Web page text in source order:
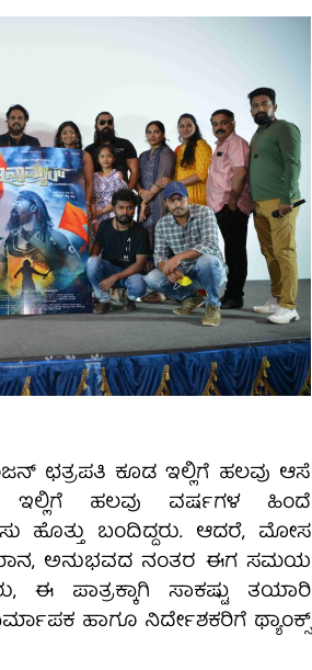
ಛತ್ರಪತಿ ಕೂಡ ಇಲ್ಲಿಗೆ ಹಲವು ಆಸೆ
ಇಲ್ಲಿಗೆ ಹಲವು ವರ್ಷಗಳ ಹಿಂದೆ
ಹೊತ್ತು ಬಂದಿದ್ದರು. ಆದರೆ, ಮೋಸ
ಅನುಭವದ ನಂತರ ಈಗ ಸಮಯ
ಪಾತ್ರಕ್ಕಾಗಿ ಸಾಕಷ್ಟು ತಯಾರಿ
ಹಾಗೂ ನಿರ್ದೇಶಕರಿಗೆ ಥ್ಯಾಂಕ್ಸ್‌